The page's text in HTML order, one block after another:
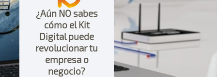
¿Aún NO sabes
cómo el Kit
Digital puede
revolucionar tu
empresa o
negocio?